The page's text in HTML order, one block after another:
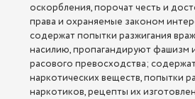
оскорбления, порочат честь и
права и охраняемые законом
содержат попытки разжигания
насилию, пропагандируют фашизм
расового превосходства;
наркотических веществ, попытки
наркотиков, рецепты их